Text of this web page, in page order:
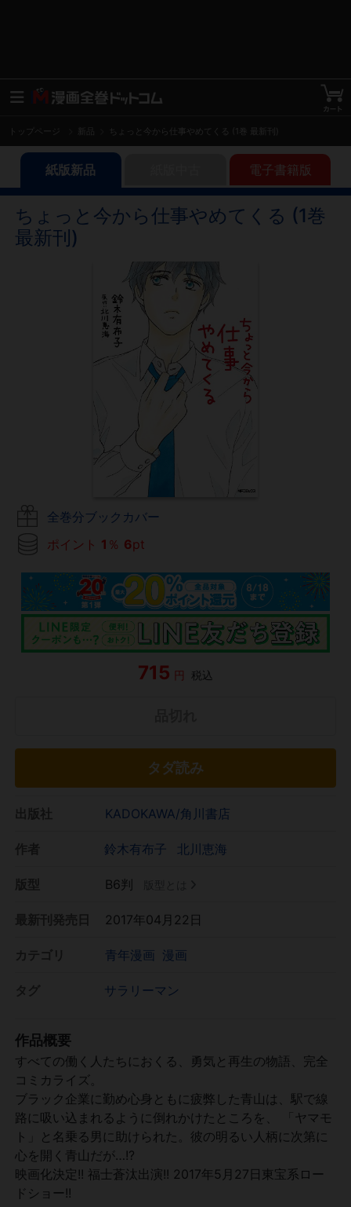
トップページ ちょっと今から仕事やめてくる (1巻 最新刊)
紙版新品 電子書籍版
ちょっと今から仕事やめてくる (1巻
最新刊)
全巻分ブックカバー
ポイント 1 ％ 6pt
715 円 税込
タダ読み
KADOKAWA/角川書店
鈴木有布子 北川恵海
B6判
2017年04月22日
青年漫画 漫画
サラリーマン
作品概要
すべての働く人たちにおくる、勇気と再生の物語、完全
コミカライズ。
ブラック企業に勤め心身ともに疲弊した青山は、駅で線
路に吸い込まれるように倒れかけたところを、 「ヤマモ
ト」と名乗る男に助けられた。彼の明るい人柄に次第に
心を開く青山だが…!?
映画化決定!! 福士蒼汰出演!! 2017年5月27日東宝系ロー
ドショー!!